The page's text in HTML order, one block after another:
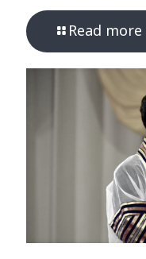
Read more